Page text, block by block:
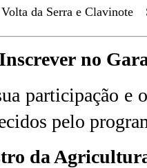
da Serra e Clavinote
no
participação e
pelo
da